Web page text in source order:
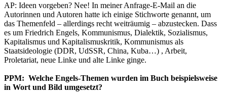
AP: Ideen vorgeben? Nee! In meiner Anfrage-E-Mail an die
Autorinnen und Autoren hatte ich einige Stichworte genannt, um
das Themenfeld – allerdings recht weiträumig – abzustecken. Dass
es um Friedrich Engels, Kommunismus, Dialektik, Sozialismus,
Kapitalismus und Kapitalismuskritik, Kommunismus als
Staatsideologie (DDR, UdSSR, China, Kuba…) , Arbeit,
Proletariat, neue Linke und alte Linke ginge.
PPM: Welche Engels-Themen wurden im Buch beispielsweise
in Wort und Bild umgesetzt?